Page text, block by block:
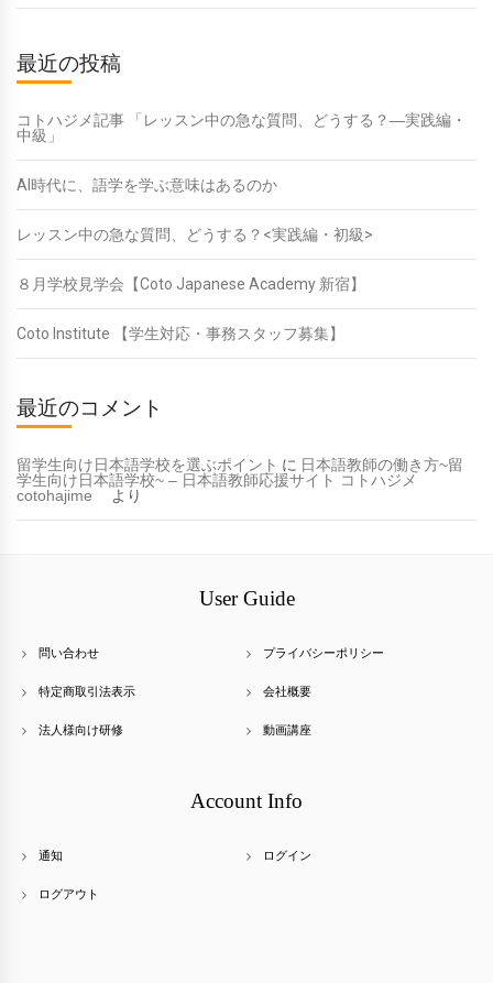
最近の投稿
コトハジメ記事 「レッスン中の急な質問、どうする？―実践編・
中級」
AI時代に、語学を学ぶ意味はあるのか
レッスン中の急な質問、どうする？<実践編・初級>
８月学校見学会【Coto Japanese Academy 新宿】
Coto Institute 【学生対応・事務スタッフ募集】
最近のコメント
留学生向け日本語学校を選ぶポイント に 日本語教師の働き方~留
学生向け日本語学校~ – 日本語教師応援サイト コトハジメ
cotohajime
より
User Guide
問い合わせ プライバシーポリシー
特定商取引法表示 会社概要
法人様向け研修 動画講座
Account Info
通知 ログイン
ログアウト